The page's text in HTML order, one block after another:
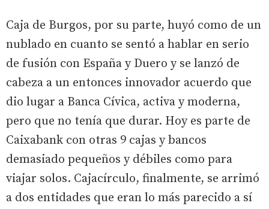
Caja de Burgos, por su parte, huyó como de un
nublado en cuanto se sentó a hablar en serio
de fusión con España y Duero y se lanzó de
cabeza a un entonces innovador acuerdo que
dio lugar a Banca Cívica, activa y moderna,
pero que no tenía que durar. Hoy es parte de
Caixabank con otras 9 cajas y bancos
demasiado pequeños y débiles como para
viajar solos. Cajacírculo, finalmente, se arrimó
a dos entidades que eran lo más parecido a sí